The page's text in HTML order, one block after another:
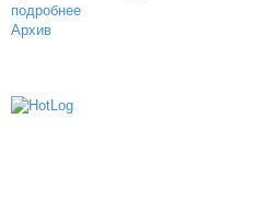
подробнее
Архив